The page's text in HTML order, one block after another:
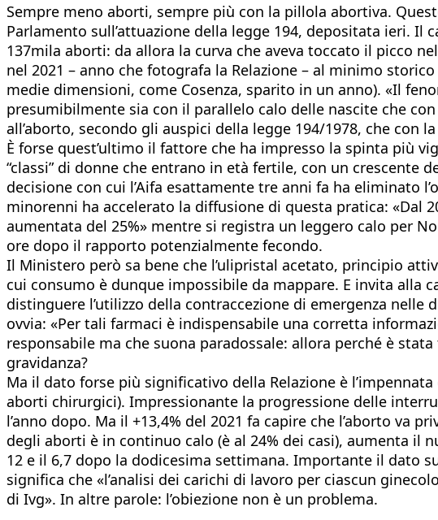
Sempre meno aborti, sempre più con la pillola abortiva.
Parlamento sull’attuazione della legge 194, depositata ieri.
137mila aborti: da allora la curva che aveva toccato il picco
nel 2021 – anno che fotografa la Relazione – al minimo
medie dimensioni, come Cosenza, sparito in un anno). «Il
presumibilmente sia con il parallelo calo delle nascite che
all’aborto, secondo gli auspici della legge 194/1978, che con
È forse quest’ultimo il fattore che ha impresso la spinta più
“classi” di donne che entrano in età fertile, con un
decisione con cui l’Aifa esattamente tre anni fa ha eliminato
minorenni ha accelerato la diffusione di questa pratica: «Dal
aumentata del 25%» mentre si registra un leggero calo per
ore dopo il rapporto potenzialmente fecondo.
Il Ministero però sa bene che l’ulipristal acetato, principio
cui consumo è dunque impossibile da mappare. E invita alla
distinguere l’utilizzo della contraccezione di emergenza nelle
ovvia: «Per tali farmaci è indispensabile una corretta
responsabile ma che suona paradossale: allora perché è
gravidanza?
Ma il dato forse più significativo della Relazione è
aborti chirurgici). Impressionante la progressione delle
l’anno dopo. Ma il +13,4% del 2021 fa capire che l’aborto va
degli aborti è in continuo calo (è al 24% dei casi), aumenta il
12 e il 6,7 dopo la dodicesima settimana. Importante il dato
significa che «l’analisi dei carichi di lavoro per ciascun
di Ivg». In altre parole: l’obiezione non è un problema.